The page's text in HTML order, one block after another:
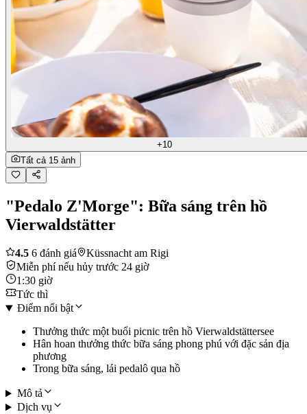
+10
Tất cả 15 ảnh
"Pedalo Z'Morge": Bữa sáng trên hồ
Vierwaldstätter
4.5 6 đánh giá
Küssnacht am Rigi
Miễn phí nếu hủy trước 24 giờ
1:30 giờ
Tức thì
Điểm nổi bật
Thưởng thức một buổi picnic trên hồ Vierwaldstättersee
Hân hoan thưởng thức bữa sáng phong phú với đặc sản địa
phương
Trong bữa sáng, lái pedalô qua hồ
Mô tả
Dịch vụ